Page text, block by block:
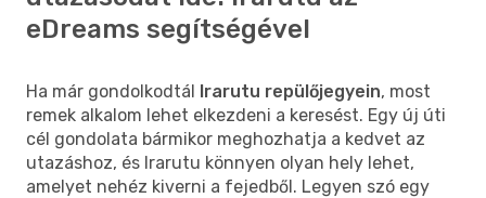
eDreams segítségével
Ha már gondolkodtál Irarutu repülőjegyein, most
remek alkalom lehet elkezdeni a keresést. Egy új úti
cél gondolata bármikor meghozhatja a kedvet az
utazáshoz, és Irarutu könnyen olyan hely lehet,
amelyet nehéz kiverni a fejedből. Legyen szó egy